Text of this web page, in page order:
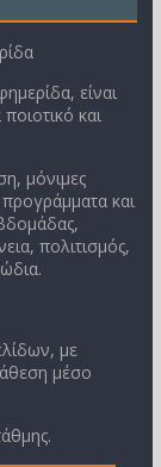
είναι
και
μόνιμες
και
πολιτισμός,
με
μέσο